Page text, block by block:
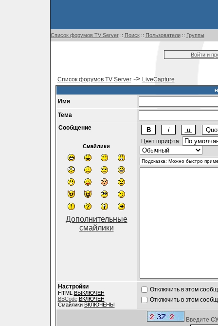
Список форумов TV Server:: Поиск:: Пользователи:: Группы
Войти и
Список форумов TV Server-> LiveCapture
Имя
Тема
Сообщение
Смайлики
Дополнительные
смайлики
Цвет шрифта:
Настройки
HTML
ВЫКЛЮЧЕН
BBCode ВКЛЮЧЕН
Смайлики ВКЛЮЧЕНЫ
Отключить в этом
Отключить в этом
Введите